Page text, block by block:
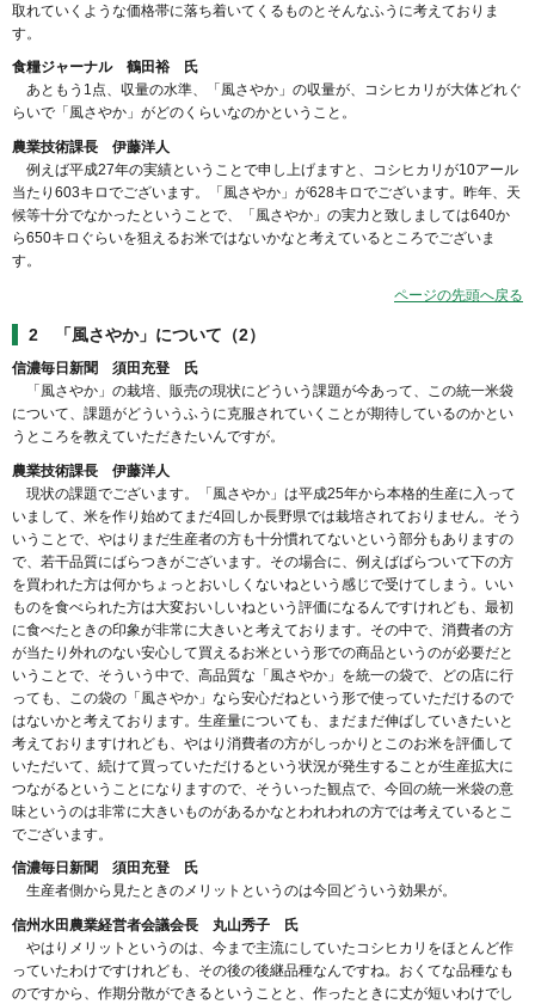
取れていくような価格帯に落ち着いてくるものとそんなふうに考えておりま
す。
食糧ジャーナル 鶴田裕 氏
あともう1点、収量の水準、「風さやか」の収量が、コシヒカリが大体どれぐ
らいで「風さやか」がどのくらいなのかということ。
農業技術課長 伊藤洋人
例えば平成27年の実績ということで申し上げますと、コシヒカリが10アール
当たり603キロでございます。「風さやか」が628キロでございます。昨年、天
候等十分でなかったということで、「風さやか」の実力と致しましては640か
ら650キロぐらいを狙えるお米ではないかなと考えているところでございま
す。
ページの先頭へ戻る
2 「風さやか」について（2）
信濃毎日新聞 須田充登 氏
「風さやか」の栽培、販売の現状にどういう課題が今あって、この統一米袋
について、課題がどういうふうに克服されていくことが期待しているのかとい
うところを教えていただきたいんですが。
農業技術課長 伊藤洋人
現状の課題でございます。「風さやか」は平成25年から本格的生産に入って
いまして、米を作り始めてまだ4回しか長野県では栽培されておりません。そう
いうことで、やはりまだ生産者の方も十分慣れてないという部分もありますの
で、若干品質にばらつきがございます。その場合に、例えばばらついて下の方
を買われた方は何かちょっとおいしくないねという感じで受けてしまう。いい
ものを食べられた方は大変おいしいねという評価になるんですけれども、最初
に食べたときの印象が非常に大きいと考えております。その中で、消費者の方
が当たり外れのない安心して買えるお米という形での商品というのが必要だと
いうことで、そういう中で、高品質な「風さやか」を統一の袋で、どの店に行
っても、この袋の「風さやか」なら安心だねという形で使っていただけるので
はないかと考えております。生産量についても、まだまだ伸ばしていきたいと
考えておりますけれども、やはり消費者の方がしっかりとこのお米を評価して
いただいて、続けて買っていただけるという状況が発生することが生産拡大に
つながるということになりますので、そういった観点で、今回の統一米袋の意
味というのは非常に大きいものがあるかなとわれわれの方では考えているとこ
でございます。
信濃毎日新聞 須田充登 氏
生産者側から見たときのメリットというのは今回どういう効果が。
信州水田農業経営者会議会長 丸山秀子 氏
やはりメリットというのは、今まで主流にしていたコシヒカリをほとんど作
っていたわけですけれども、その後の後継品種なんですね。おくてな品種なも
のですから、作期分散ができるということと、作ったときに丈が短いわけでし